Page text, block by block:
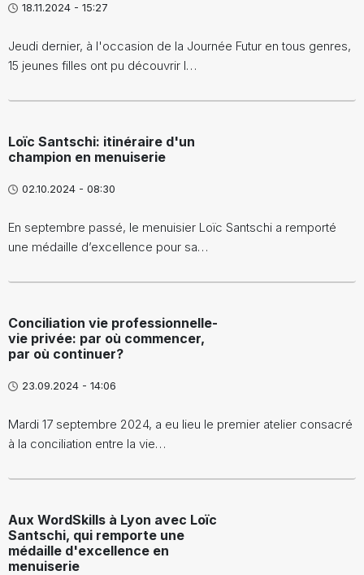
18.11.2024 - 15:27
Jeudi dernier, à l'occasion de la Journée Futur en tous genres,
15 jeunes filles ont pu découvrir l…
Loïc Santschi: itinéraire d'un
champion en menuiserie
02.10.2024 - 08:30
En septembre passé, le menuisier Loïc Santschi a remporté
une médaille d’excellence pour sa…
Conciliation vie professionnelle-
vie privée: par où commencer,
par où continuer?
23.09.2024 - 14:06
Mardi 17 septembre 2024, a eu lieu le premier atelier consacré
à la conciliation entre la vie…
Aux WordSkills à Lyon avec Loïc
Santschi, qui remporte une
médaille d'excellence en
menuiserie